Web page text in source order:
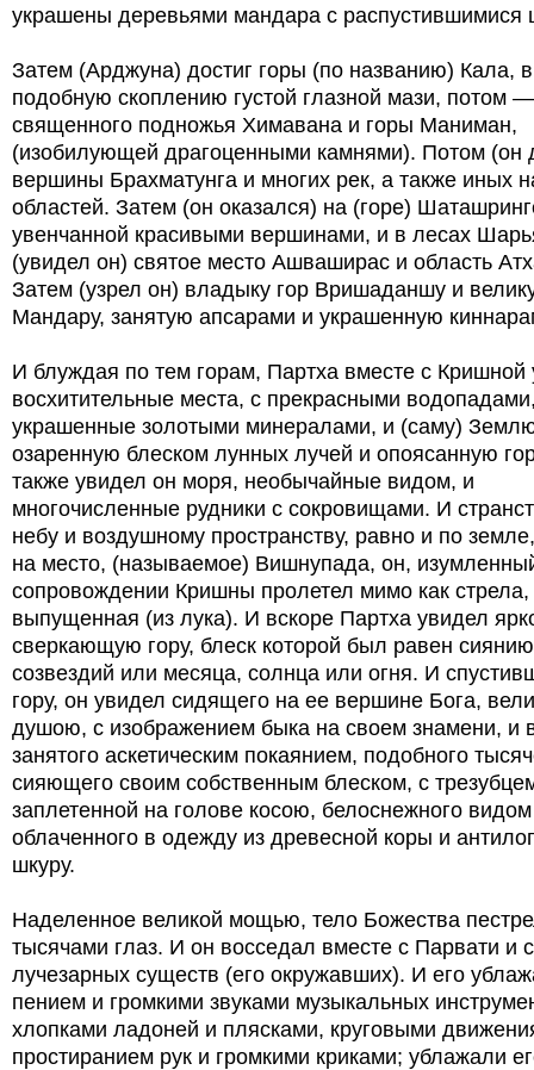
украшены деревьями мандара с распустившимися
Затем (Арджуна) достиг горы (по названию) Кала,
подобную скоплению густой глазной мази, потом —
священного подножья Химавана и горы Маниман,
(изобилующей драгоценными камнями). Потом (он
вершины Брахматунга и многих рек, а также иных
областей. Затем (он оказался) на (горе)
увенчанной красивыми вершинами, и в лесах
(увидел он) святое место Ашваширас и область
Затем (узрел он) владыку гор Вришаданшу и
Мандару, занятую апсарами и украшенную
И блуждая по тем горам, Партха вместе с Кришной
восхитительные места, с прекрасными
украшенные золотыми минералами, и (саму)
озаренную блеском лунных лучей и опоясанную
также увидел он моря, необычайные видом, и
многочисленные рудники с сокровищами. И
небу и воздушному пространству, равно и по
на место, (называемое) Вишнупада, он,
сопровождении Кришны пролетел мимо как стрела,
выпущенная (из лука). И вскоре Партха увидел
сверкающую гору, блеск которой был равен
созвездий или месяца, солнца или огня. И
гору, он увидел сидящего на ее вершине Бога,
душою, с изображением быка на своем знамени, и
занятого аскетическим покаянием, подобного
сияющего своим собственным блеском, с
заплетенной на голове косою, белоснежного
облаченного в одежду из древесной коры и
шкуру.
Наделенное великой мощью, тело Божества
тысячами глаз. И он восседал вместе с Парвати и
лучезарных существ (его окружавших). И его
пением и громкими звуками музыкальных
хлопками ладоней и плясками, круговыми
простиранием рук и громкими криками; ублажали